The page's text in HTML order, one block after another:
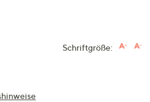
Schriftgröße: